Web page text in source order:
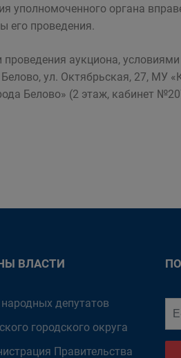
уполномоченного органа
его проведения.
аукциона,
ул. Октябрьская, 27, МУ
Белово» (2 этаж, кабинет
ВЛАСТИ
депутатов
городского округа
Правительства